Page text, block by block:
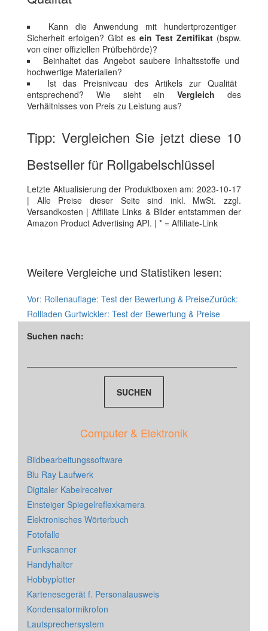
Kann die Anwendung mit hundertprozentiger
Sicherheit erfolgen? Gibt es ein Test Zertifikat (bspw.
von einer offiziellen Prüfbehörde)?
Beinhaltet das Angebot saubere Inhaltsstoffe und
hochwertige Materialien?
Ist das Preisniveau des Artikels zur Qualität
entsprechend? Wie sieht einVergleich des
Verhältnisses von Preis zu Leistung aus?
Tipp: Vergleichen Sie jetzt diese 10
Bestseller für Rollgabelschlüssel
Letzte Aktualisierung der Produktboxen am: 2023-10-17
| Alle Preise dieser Seite sind inkl. MwSt. zzgl.
Versandkosten | Affiliate Links & Bilder entstammen der
Amazon Product Advertising API. | * = Affiliate-Link
Weitere Vergleiche und Statistiken lesen:
Vor: Rollenauflage: Test der Bewertung & PreiseZurück:
Rollladen Gurtwickler: Test der Bewertung & Preise
Suchen nach:
Computer & Elektronik
Bildbearbeitungssoftware
Blu Ray Laufwerk
Digitaler Kabelreceiver
Einsteiger Spiegelreflexkamera
Elektronisches Wörterbuch
Fotofalle
Funkscanner
Handyhalter
Hobbyplotter
Kartenesegerät f. Personalausweis
Kondensatormikrofon
Lautsprechersystem